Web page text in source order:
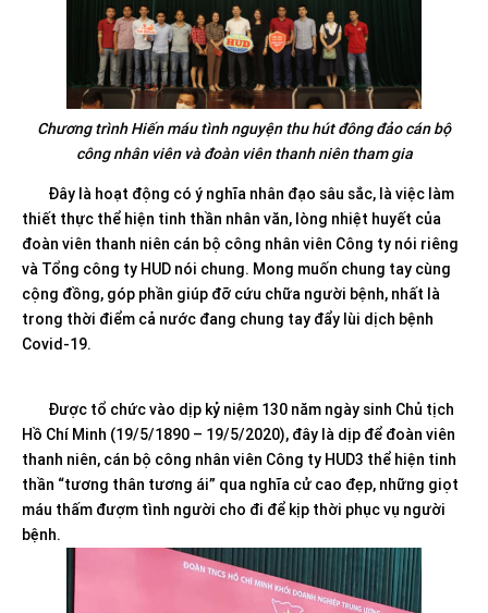
Chương trình Hiến máu tình nguyện thu hút đông đảo cán bộ
công nhân viên và đoàn viên thanh niên tham gia
Đây là hoạt động có ý nghĩa nhân đạo sâu sắc, là việc làm
thiết thực thể hiện tinh thần nhân văn, lòng nhiệt huyết của
đoàn viên thanh niên cán bộ công nhân viên Công ty nói riêng
và Tổng công ty HUD nói chung. Mong muốn chung tay cùng
cộng đồng, góp phần giúp đỡ cứu chữa người bệnh, nhất là
trong thời điểm cả nước đang chung tay đẩy lùi dịch bệnh
Covid-19.
Được tổ chức vào dịp kỷ niệm 130 năm ngày sinh Chủ tịch
Hồ Chí Minh (19/5/1890 – 19/5/2020), đây là dịp để đoàn viên
thanh niên, cán bộ công nhân viên Công ty HUD3 thể hiện tinh
thần “tương thân tương ái” qua nghĩa cử cao đẹp, những giọt
máu thấm đượm tình người cho đi để kịp thời phục vụ người
bệnh.